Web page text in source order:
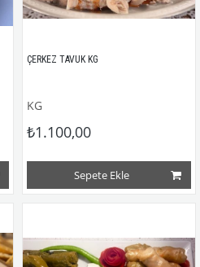
ÇERKEZ TAVUK KG
KG
₺1.100,00
Sepete Ekle